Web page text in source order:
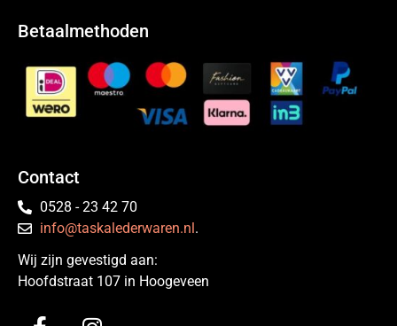
Betaalmethoden
Contact
0528 - 23 42 70
info@taskalederwaren.nl.
Wij zijn gevestigd aan:
Hoofdstraat 107 in Hoogeveen